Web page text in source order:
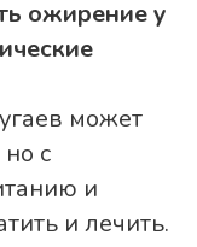
ожирение у
может
с
и
и лечить.